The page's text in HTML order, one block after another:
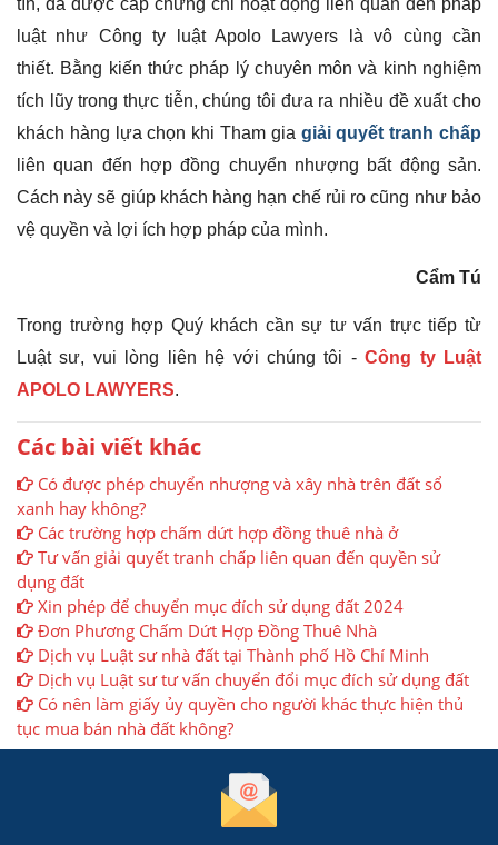
tín, đã được cấp chứng chỉ hoạt động liên quan đến pháp
luật như Công ty luật Apolo Lawyers là vô cùng cần
thiết. Bằng kiến thức pháp lý chuyên môn và kinh nghiệm
tích lũy trong thực tiễn, chúng tôi đưa ra nhiều đề xuất cho
khách hàng lựa chọn khi Tham gia giải quyết tranh chấp
liên quan đến hợp đồng chuyển nhượng bất động sản.
Cách này sẽ giúp khách hàng hạn chế rủi ro cũng như bảo
vệ quyền và lợi ích hợp pháp của mình.
Cẩm Tú
Trong trường hợp Quý khách cần sự tư vấn trực tiếp từ
Luật sư, vui lòng liên hệ với chúng tôi -Công ty Luật
APOLO LAWYERS.
Các bài viết khác
Có được phép chuyển nhượng và xây nhà trên đất sổ
xanh hay không?
Các trường hợp chấm dứt hợp đồng thuê nhà ở
Tư vấn giải quyết tranh chấp liên quan đến quyền sử
dụng đất
Xin phép để chuyển mục đích sử dụng đất 2024
Đơn Phương Chấm Dứt Hợp Đồng Thuê Nhà
Dịch vụ Luật sư nhà đất tại Thành phố Hồ Chí Minh
Dịch vụ Luật sư tư vấn chuyển đổi mục đích sử dụng đất
Có nên làm giấy ủy quyền cho người khác thực hiện thủ
tục mua bán nhà đất không?